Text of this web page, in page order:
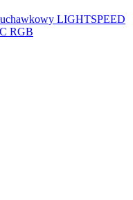
LIGHTSPEED
RGB